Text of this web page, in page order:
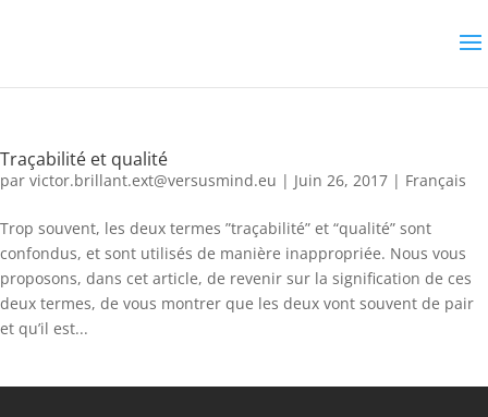
Traçabilité et qualité
par victor.brillant.ext@versusmind.eu | Juin 26, 2017 | Français
Trop souvent, les deux termes ”traçabilité” et “qualité” sont
confondus, et sont utilisés de manière inappropriée. Nous vous
proposons, dans cet article, de revenir sur la signification de ces
deux termes, de vous montrer que les deux vont souvent de pair
et qu’il est...